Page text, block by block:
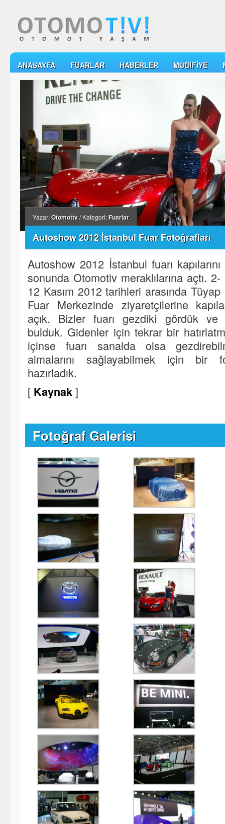
ANASAYFA FUARLAR HABERLER MODIFIYE
Yazar:Otomottv/ Kategori:Fuarlar
Autoshow 2012 İstanbul Fuar Fotoğrafları
Autoshow 2012 İstanbul fuarı kapılarını
sonunda Otomotiv meraklılarına açtı. 2-
12 Kasım 2012 tarihleri arasında Tüyap
Fuar Merkezinde ziyaretçilerine
açık. Bizler fuarı gezdiki gördük ve
bulduk. Gidenler için tekrar bir
içinse fuarı sanalda olsa
almalarını sağlayabilmek için bir
hazırladık.
[ Kaynak]
Fotoğraf Galerisi